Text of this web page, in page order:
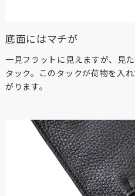
底面にはマチが
一見フラットに見えますが、見
タック。このタックが荷物を入
がります。